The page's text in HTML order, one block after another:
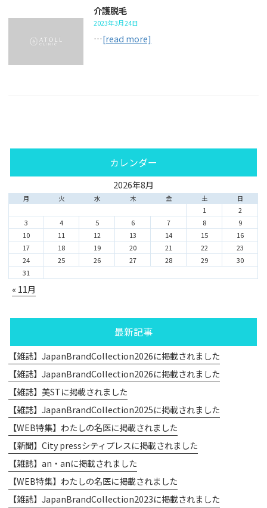
介護脱毛
2023年3月24日
…[read more]
カレンダー
2026年8月
月 火 水 木 金 土 日
1
2
3
4 5 6 7 8
9
10
11 12 13 14 15
16
17
18 19 20 21 22
23
24
25 26 27 28 29
30
31
« 11月
最新記事
【雑誌】JapanBrandCollection2026に掲載されました
【雑誌】JapanBrandCollection2026に掲載されました
【雑誌】美STに掲載されました
【雑誌】JapanBrandCollection2025に掲載されました
【WEB特集】わたしの名医に掲載されました
【新聞】City pressシティプレスに掲載されました
【雑誌】an・anに掲載されました
【WEB特集】わたしの名医に掲載されました
【雑誌】JapanBrandCollection2023に掲載されました